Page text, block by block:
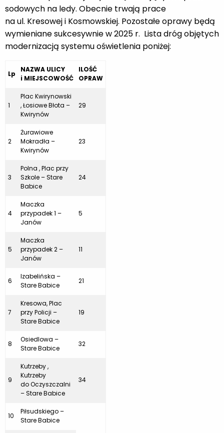
sodowych na ledy. Obecnie trwają prace
na ul. Kresowej i Kosmowskiej. Pozostałe oprawy będą
wymieniane sukcesywnie w 2025 r. Lista dróg objętych
modernizacją systemu oświetlenia poniżej:
Lp
NAZWA ULICY
i MIEJSCOWOŚĆ
ILOŚĆ
OPRAW
1
Plac Kwirynowski
, Łosiowe Błota –
Kwirynów
29
2
Żurawiowe
Mokradła –
Kwirynów
23
3
Polna , Plac przy
Szkole – Stare
Babice
24
4
Maczka
przypadek 1 –
Janów
5
5
Maczka
przypadek 2 –
Janów
11
6
Izabelińska –
Stare Babice
21
7
Kresowa, Plac
przy Policji –
Stare Babice
19
8
Osiedlowa –
Stare Babice
32
9
Kutrzeby ,
Kutrzeby
do Oczyszczalni
– Stare Babice
34
10
Piłsudskiego –
Stare Babice